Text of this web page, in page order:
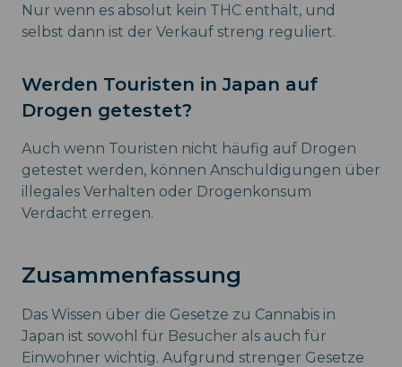
Nur wenn es absolut kein THC enthält, und
selbst dann ist der Verkauf streng reguliert.
Werden Touristen in Japan auf
Drogen getestet?
Auch wenn Touristen nicht häufig auf Drogen
getestet werden, können Anschuldigungen über
illegales Verhalten oder Drogenkonsum
Verdacht erregen.
Zusammenfassung
Das Wissen über die Gesetze zu Cannabis in
Japan ist sowohl für Besucher als auch für
Einwohner wichtig. Aufgrund strenger Gesetze